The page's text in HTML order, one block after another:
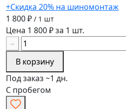
+Скидка 20% на шиномонтаж
1 800 ₽ / 1 шт
Цена 1 800 ₽ за 1 шт.
−
В корзину
Под заказ ~1 дн.
С пробегом